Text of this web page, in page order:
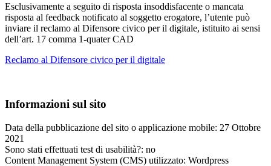
Esclusivamente a seguito di risposta insoddisfacente o mancata
risposta al feedback notificato al soggetto erogatore, l’utente può
inviare il reclamo al Difensore civico per il digitale, istituito ai sensi
dell’art. 17 comma 1-quater CAD
Reclamo al Difensore civico per il digitale
Informazioni sul sito
Data della pubblicazione del sito o applicazione mobile: 27 Ottobre
2021
Sono stati effettuati test di usabilità?: no
Content Management System (CMS) utilizzato: Wordpress